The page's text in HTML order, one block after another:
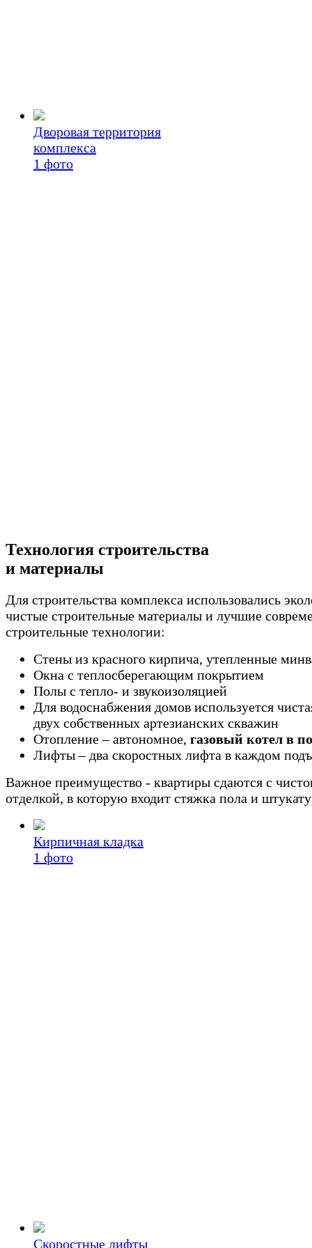
Дворовая территория
комплекса
1 фото
Технология строительства
и материалы
Для строительства комплекса использовались
чистые строительные материалы и лучшие
строительные технологии:
Стены из красного кирпича, утепленные
Окна с теплосберегающим покрытием
Полы с тепло- и звукоизоляцией
Для водоснабжения домов используется
двух собственных артезианских скважин
Отопление – автономное, газовый котел в
Лифты – два скоростных лифта в каждом
Важное преимущество - квартиры сдаются с
отделкой, в которую входит стяжка пола и
Кирпичная кладка
1 фото
Скоростные лифты